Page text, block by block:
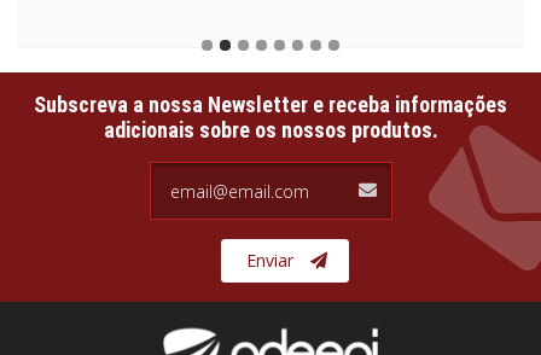
Subscreva a nossa Newsletter e receba informações
adicionais sobre os nossos produtos.
Enviar